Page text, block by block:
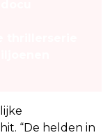
“De helden in